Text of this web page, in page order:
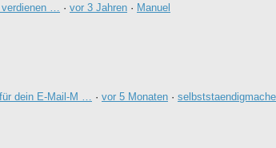
… · vor 3 Jahren · Manuel
dein E-Mail-M … · vor 5 Monaten ·